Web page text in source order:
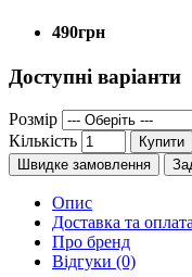
490грн
Доступні варіанти
Розмір
Кількість
Купити
Швидке замовлення
Опис
Доставка та оплата
Про бренд
Відгуки (0)